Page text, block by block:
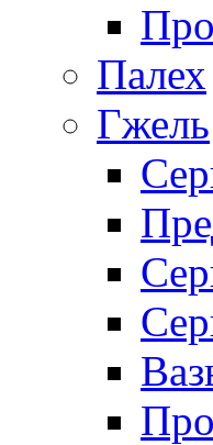
Палех
Гжель